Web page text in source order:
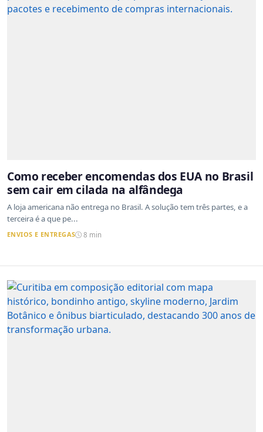
Como receber encomendas dos EUA no Brasil
sem cair em cilada na alfândega
A loja americana não entrega no Brasil. A solução tem três partes, e a
terceira é a que pe...
ENVIOS E ENTREGAS 8 min